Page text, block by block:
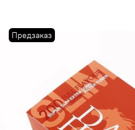
Предзаказ